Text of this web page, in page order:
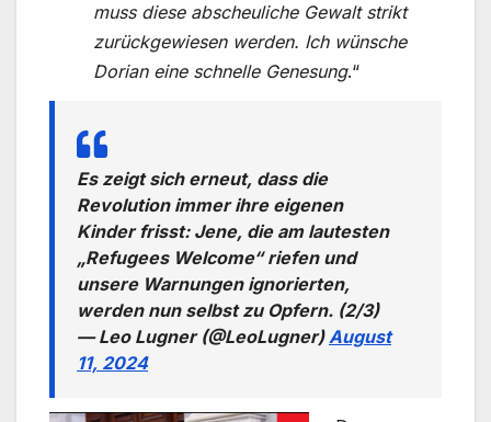
muss diese abscheuliche Gewalt strikt
zurückgewiesen werden. Ich wünsche
Dorian eine schnelle Genesung.“
Es zeigt sich erneut, dass die
Revolution immer ihre eigenen
Kinder frisst: Jene, die am lautesten
„Refugees Welcome“ riefen und
unsere Warnungen ignorierten,
werden nun selbst zu Opfern. (2/3)
— Leo Lugner (@LeoLugner) August
11, 2024